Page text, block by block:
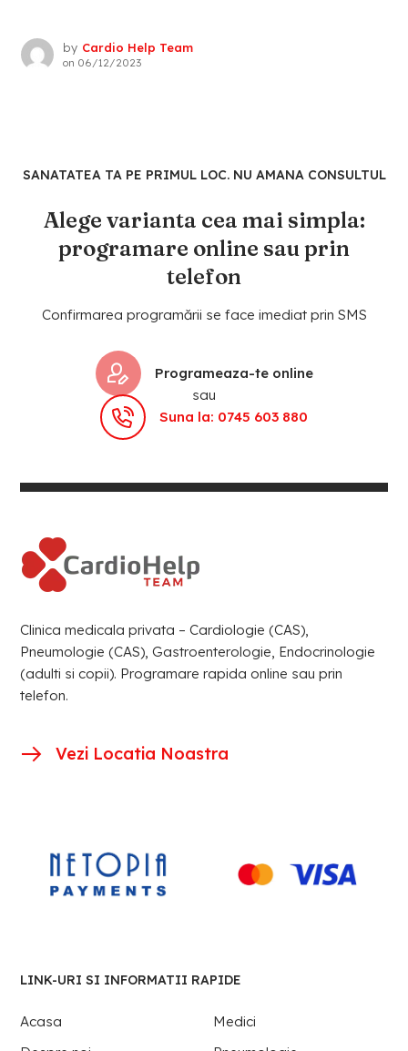
by Cardio Help Team
on 06/12/2023
SANATATEA TA PE PRIMUL LOC. NU AMANA CONSULTUL
Alege varianta cea mai simpla:
programare online sau prin
telefon
Confirmarea programării se face imediat prin SMS
Programeaza-te online
sau
Suna la: 0745 603 880
Clinica medicala privata – Cardiologie (CAS),
Pneumologie (CAS), Gastroenterologie, Endocrinologie
(adulti si copii). Programare rapida online sau prin
telefon.
Vezi Locatia Noastra
LINK-URI SI INFORMATII RAPIDE
Acasa
Medici